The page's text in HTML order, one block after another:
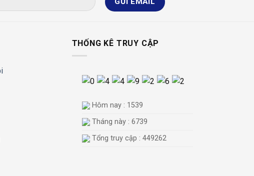
THỐNG KÊ TRUY CẬP
Hôm nay : 1539
Tháng này : 6739
Tổng truy cập : 449262